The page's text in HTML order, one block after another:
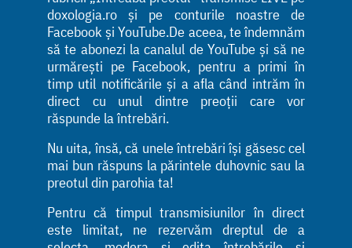
doxologia.ro și pe conturile noastre de
Facebook și YouTube.De aceea, te îndemnăm
să te abonezi la canalul de YouTube și să ne
urmărești pe Facebook, pentru a primi în
timp util notificările și a afla când intrăm în
direct cu unul dintre preoții care vor
răspunde la întrebări.
Nu uita, însă, că unele întrebări își găsesc cel
mai bun răspuns la părintele duhovnic sau la
preotul din parohia ta!
Pentru că timpul transmisiunilor în direct
este limitat, ne rezervăm dreptul de a